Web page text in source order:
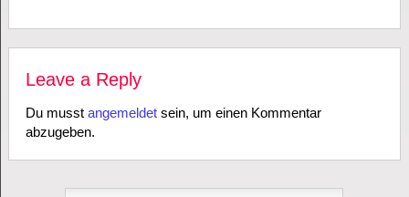
Leave a Reply
Du musst angemeldetsein, um einen Kommentar
abzugeben.